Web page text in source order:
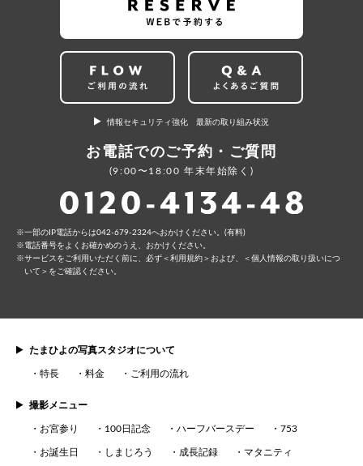
情報セキュリティ強化 最新の取り組み状況
お電話でのご予約・ご質問
(9:00〜18:00 年末年始除く)
⼀部のIP電話からは042-679-2324へおかけください。(有料)
電話番号をよくお確かめのうえ、おかけください。
サービスをご利⽤いただく前に、必ず ＜利⽤規約＞ および、
＜個⼈情報の取り扱いにつ
いて＞ をご確認ください。
たまひよの写真スタジオについて
特長 料金 ご利用の流れ
撮影メニュー
お宮参り 100日記念 ハーフバースデー 753
お誕生日 しまじろう 成長記録 マタニティ